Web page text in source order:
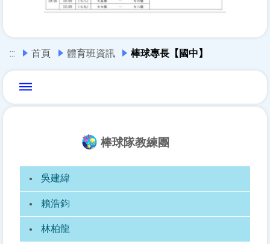
::: 首頁 體育班資訊 棒球專長【國中】
棒球隊教練團
吳建緯
賴浩鈞
林柏龍